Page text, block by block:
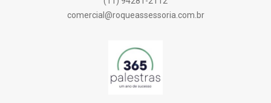
comercial@roqueassessoria.com.br